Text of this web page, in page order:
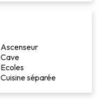
Ascenseur
Cave
Ecoles
Cuisine séparée